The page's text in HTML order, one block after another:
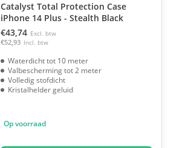
Catalyst Total Protection Case
iPhone 14 Plus - Stealth Black
€43,74 Excl. btw
€52,93 Incl. btw
Waterdicht tot 10 meter
Valbescherming tot 2 meter
Volledig stofdicht
Kristalhelder geluid
Op voorraad